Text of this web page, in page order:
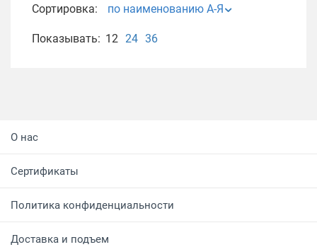
Сортировка: по наименованию А-Я
Показывать: 12 24 36
О нас
Сертификаты
Политика конфиденциальности
Доставка и подъем